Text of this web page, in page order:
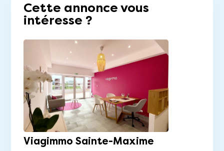
Cette annonce vous
intéresse ?
Viagimmo Sainte-Maxime